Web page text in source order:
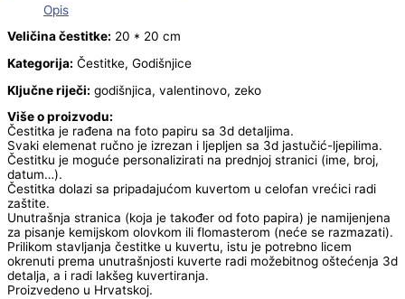
Opis
Veličina čestitke: 20 * 20 cm
Kategorija: Čestitke, Godišnjice
Ključne riječi: godišnjica, valentinovo, zeko
Više o proizvodu:
Čestitka je rađena na foto papiru sa 3d detaljima.
Svaki elemenat ručno je izrezan i ljepljen sa 3d jastučić-ljepilima.
Čestitku je moguće personalizirati na prednjoj stranici (ime, broj,
datum…).
Čestitka dolazi sa pripadajućom kuvertom u celofan vrećici radi
zaštite.
Unutrašnja stranica (koja je također od foto papira) je namijenjena
za pisanje kemijskom olovkom ili flomasterom (neće se razmazati).
Prilikom stavljanja čestitke u kuvertu, istu je potrebno licem
okrenuti prema unutrašnjosti kuverte radi možebitnog oštećenja 3d
detalja, a i radi lakšeg kuvertiranja.
Proizvedeno u Hrvatskoj.